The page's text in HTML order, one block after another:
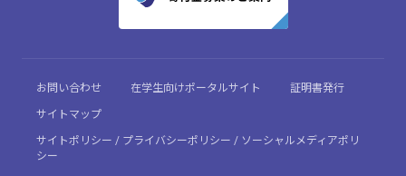
お問い合わせ 在学生向けポータルサイト 証明書発行
サイトマップ
サイトポリシー / プライバシーポリシー / ソーシャルメディアポリ
シー